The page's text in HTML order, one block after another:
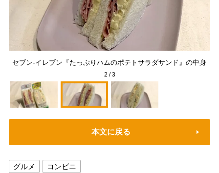
セブン-イレブン『たっぷりハムのポテトサラダサンド』の中身
2 /3
本文に戻る
グルメ コンビニ